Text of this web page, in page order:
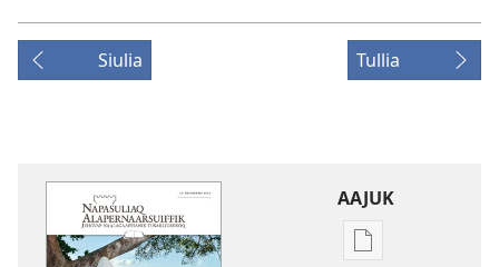
Siulia Tullia
AAJUK
Atuagassanik